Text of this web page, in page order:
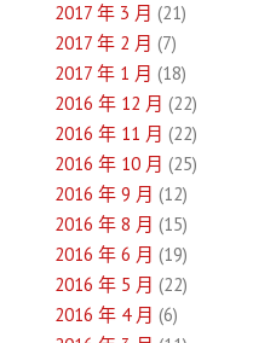
2017 年 3 月 (21)
2017 年 2 月 (7)
2017 年 1 月 (18)
2016 年 12 月 (22)
2016 年 11 月 (22)
2016 年 10 月 (25)
2016 年 9 月 (12)
2016 年 8 月 (15)
2016 年 6 月 (19)
2016 年 5 月 (22)
2016 年 4 月 (6)